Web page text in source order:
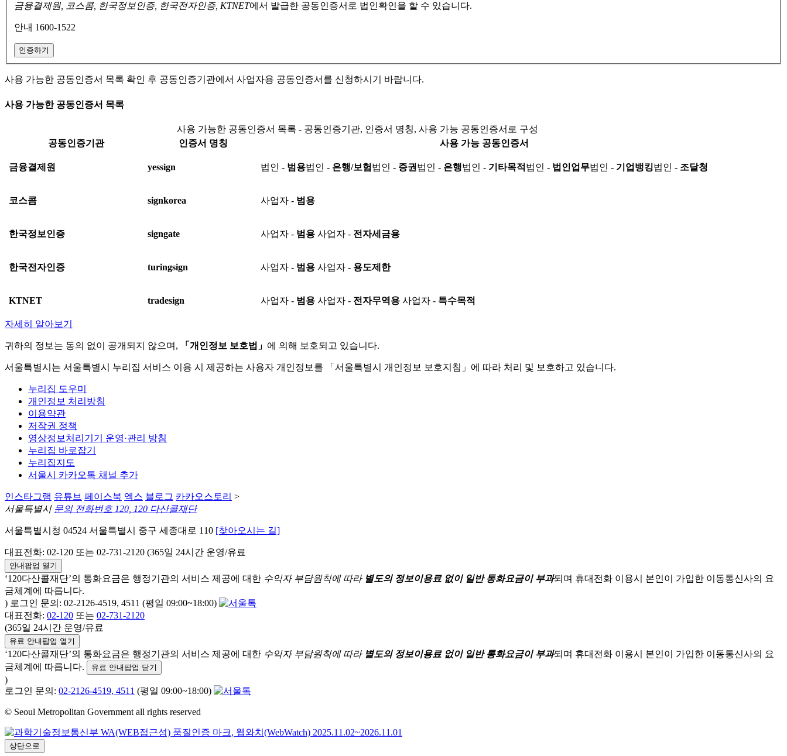
금융결제원, 코스콤, 한국정보인증, 한국전자인증, KTNET에서 발급한 공동인증서로 법인확인을 할 수 있습니다.
안내 1600-1522
인증하기
사용 가능한 공동인증서 목록 확인 후 공동인증기관에서 사업자용 공동인증서를 신청하시기 바랍니다.
사용 가능한 공동인증서 목록
사용 가능한 공동인증서 목록 - 공동인증기관, 인증서 명칭, 사용 가능 공동인증서로 구성
공동인증기관
인증서 명칭 사용 가능 공동인증서
금융결제원 yessign 법인 - 범용법인 - 은행/보험 법인 - 증권 법인 - 은행법인 - 기타목적 법인 - 법인업무법인 - 기업뱅킹법인 - 조달청
코스콤 signkorea 사업자 - 범용
한국정보인증 signgate 사업자 - 범용 사업자 - 전자세금용
한국전자인증 turingsign 사업자 - 범용 사업자 - 용도제한
KTNET tradesign 사업자 - 범용 사업자 - 전자무역용 사업자 - 특수목적
자세히 알아보기
귀하의 정보는 동의 없이 공개되지 않으며, 「개인정보 보호법」 에 의해 보호되고 있습니다.
서울특별시는 서울특별시 누리집 서비스 이용 시 제공하는 사용자 개인정보를 「서울특별시 개인정보 보호지침」에 따라 처리 및 보호하고 있습니다.
누리집 도우미
개인정보 처리방침
이용약관
저작권 정책
영상정보처리기기 운영·관리 방침
누리집 바로잡기
누리집지도
서울시 카카오톡 채널 추가
인스타그램 유튜브 페이스북 엑스 블로그 카카오스토리 >
서울특별시 문의 전화번호 120, 120 다산콜재단
서울특별시청 04524 서울특별시 중구 세종대로 110 [찾아오시는 길]
대표전화: 02-120 또는 02-731-2120 (365일 24시간 운영/유료
안내팝업 열기
‘120다산콜재단’의 통화요금은 행정기관의 서비스 제공에 대한 수익자 부담원칙에 따라 별도의 정보이용료 없이 일반 통화요금이 부과되며 휴대전화 이용시 본인이 가입한 이동통신사의 요
금체계에 따릅니다.
) 로그인 문의: 02-2126-4519, 4511 (평일 09:00~18:00)
대표전화: 02-120 또는 02-731-2120
(365일 24시간 운영/유료
유료 안내팝업 열기
‘120다산콜재단’의 통화요금은 행정기관의 서비스 제공에 대한 수익자 부담원칙에 따라 별도의 정보이용료 없이 일반 통화요금이 부과되며 휴대전화 이용시 본인이 가입한 이동통신사의 요
금체계에 따릅니다.
유료 안내팝업 닫기
)
로그인 문의: 02-2126-4519, 4511 (평일 09:00~18:00)
© Seoul Metropolitan Government all rights reserved
상단으로